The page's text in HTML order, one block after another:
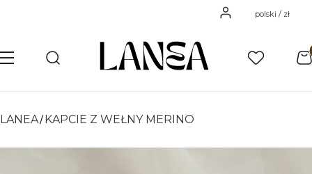
Zaloguj się
polski / zł
Menu Otwórz wyszukiwarkę
Szukaj Ulubione
LANEA KAPCIE Z WEŁNY MERINO